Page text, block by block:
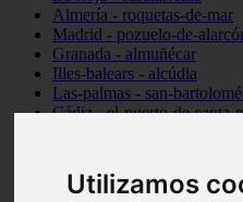
Utilizamos
Almería - roquetas-de-mar
Madrid - pozuelo-de-
Granada - almuñécar
Illes-balears - alcúdia
Las-palmas - san-
Cádiz - el-puerto-de-santa-
Santa-cruz-de-tenerife -
Cantabria - suances